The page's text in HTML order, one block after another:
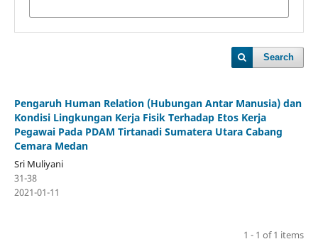
Search
Pengaruh Human Relation (Hubungan Antar Manusia) dan
Kondisi Lingkungan Kerja Fisik Terhadap Etos Kerja
Pegawai Pada PDAM Tirtanadi Sumatera Utara Cabang
Cemara Medan
Sri Muliyani
31-38
2021-01-11
1 - 1 of 1 items